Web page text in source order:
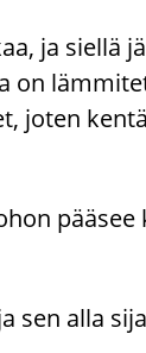
ja siel­lä
on
joten
sen alla